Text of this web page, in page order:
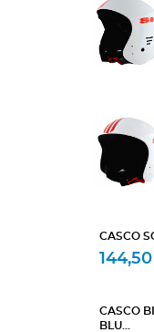
CASCO
CASCO
BLU...